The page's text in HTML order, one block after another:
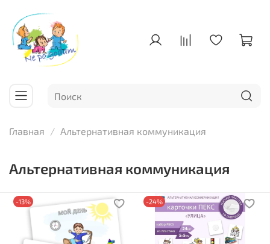
Главная Альтернативная коммуникация
Альтернативная коммуникация
-13% -24%